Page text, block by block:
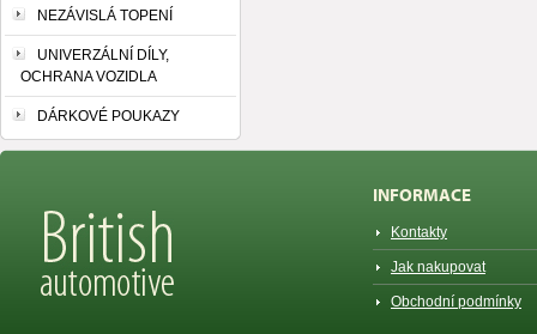
NEZÁVISLÁ TOPENÍ
UNIVERZÁLNÍ DÍLY,
OCHRANA VOZIDLA
DÁRKOVÉ POUKAZY
INFORMACE
Kontakty
Jak nakupovat
Obchodní podmínky